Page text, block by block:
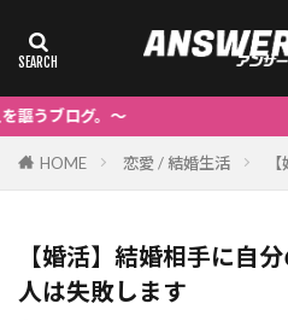
HOME 恋愛 / 結婚生活
【婚活】結婚相手に自
人は失敗します